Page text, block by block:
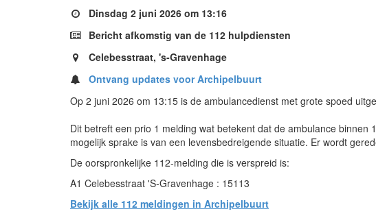
Dinsdag 2 juni 2026 om 13:16
Bericht afkomstig van de 112 hulpdiensten
Celebesstraat, 's-Gravenhage
Ontvang updates voor Archipelbuurt
Op 2 juni 2026 om 13:15 is de ambulancedienst met grote spoed
Dit betreft een prio 1 melding wat betekent dat de ambulance binnen
mogelijk sprake is van een levensbedreigende situatie. Er wordt
De oorspronkelijke 112-melding die is verspreid is:
A1 Celebesstraat 'S-Gravenhage : 15113
Bekijk alle 112 meldingen in Archipelbuurt